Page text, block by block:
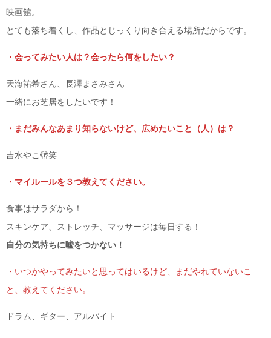
映画館。
とても落ち着くし、作品とじっくり向き合える場所だからです。
・会ってみたい人は？会ったら何をしたい？
天海祐希さん、長澤まさみさん
一緒にお芝居をしたいです！
・まだみんなあまり知らないけど、広めたいこと（人）は？
吉水やこ🫣笑
・マイルールを３つ教えてください。
食事はサラダから！
スキンケア、ストレッチ、マッサージは毎日する！
自分の気持ちに嘘をつかない！
・いつかやってみたいと思ってはいるけど、まだやれていないこ
と、教えてください。
ドラム、ギター、アルバイト